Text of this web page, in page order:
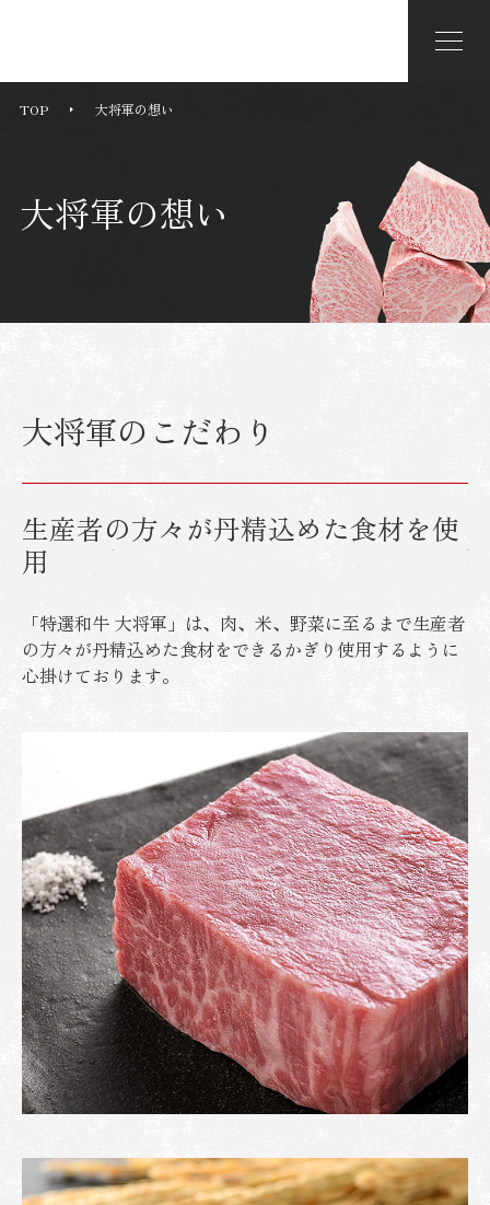
TOP 大将軍の想い
大将軍の想い
大将軍のこだわり
生産者の方々が丹精込めた食材を使
用
「特選和牛 大将軍」は、肉、米、野菜に至るまで生産者
の方々が丹精込めた食材をできるかぎり使用するように
心掛けております。